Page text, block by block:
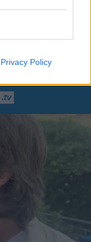
Privacy Policy